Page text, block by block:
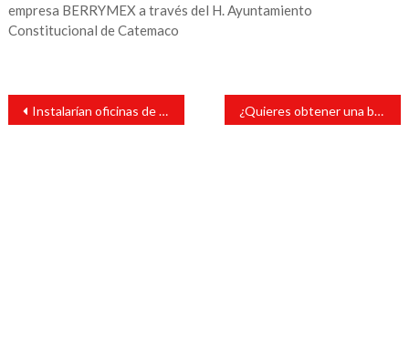
empresa BERRYMEX a través del H. Ayuntamiento
Constitucional de Catemaco
Navegación
entradas
Instalarían oficinas de la CEJAV en San Andrés Tuxtla ¿Quieres obtener una beca que dará el gobierno de AMLO? Estos son los requisitos…